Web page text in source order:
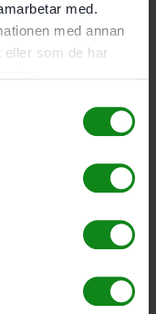
med.
med annan
eller som de har
infästning och
och
handel för hela
av